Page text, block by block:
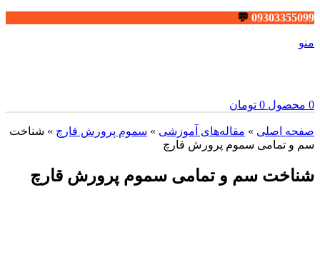
09303355099
💬
منو
0 محصول 0 تومان
صفحه اصلی » مقاله‌های آموزشی » سموم پرورش قارچ » شناخت
سم و تمامی سموم پرورش قارچ
شناخت سم و تمامی سموم پرورش قارچ